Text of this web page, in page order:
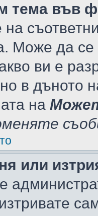
тема във
Може да се
ви е
в дъното
на
или